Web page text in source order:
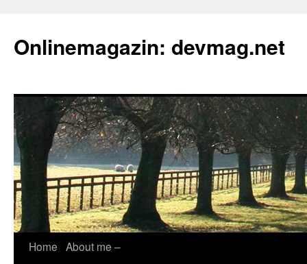
Onlinemagazin: devmag.net
Skip
Home About me –